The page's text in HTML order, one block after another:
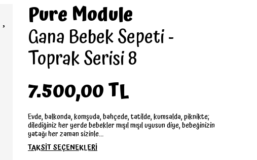
Pure Module
Gana Bebek Sepeti -
Toprak Serisi 8
7.500,00 TL
Evde, balkonda, komşuda, bahçede, tatilde, kumsalda, piknikte;
dilediğiniz her yerde bebekler mışıl mışıl uyusun diye, bebeğinizin
yatağı her zaman sizinle...
TAKSİT SEÇENEKLERİ